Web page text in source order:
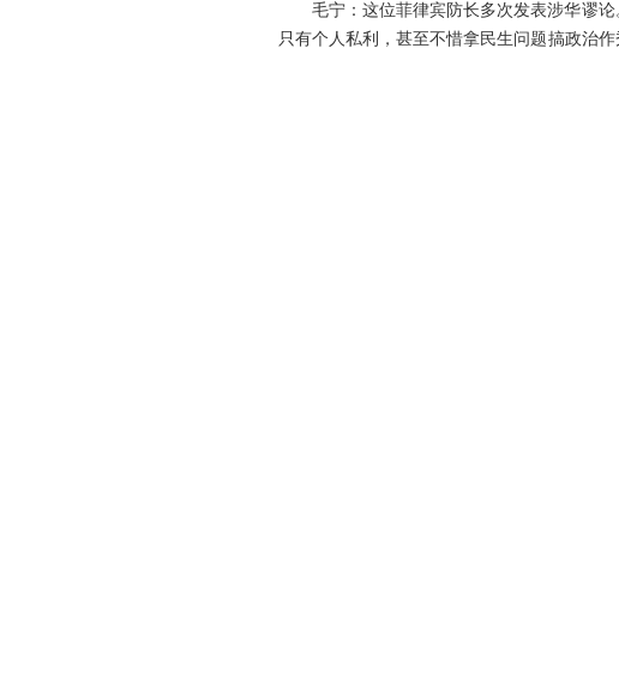
毛宁：这位菲律宾防长多次发表涉华谬
只有个人私利，甚至不惜拿民生问题搞政治